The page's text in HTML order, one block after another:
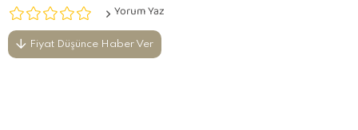
Yorum Yaz
Fiyat Düşünce Haber Ver